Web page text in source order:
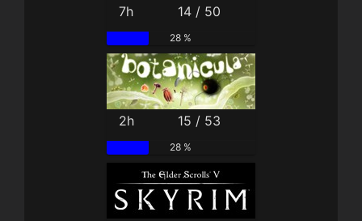
7h 14 / 50
28 %
2h 15 / 53
28 %